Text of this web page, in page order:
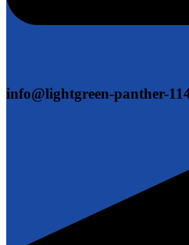
info@lightgreen-panther-